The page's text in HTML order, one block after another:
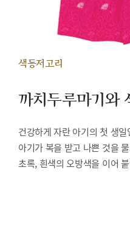
색동저고리
까치두루마기와
건강하게 자란 아기의 첫 생
아기가 복을 받고 나쁜 것을
초록, 흰색의 오방색을 이어